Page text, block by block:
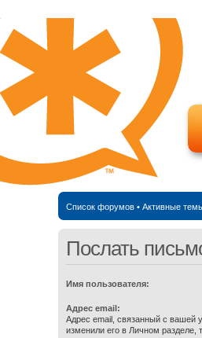
Список форумов• Активные
Послать
Имя пользователя:
Адрес email:
Адрес email, связанный с вашей
изменили его в Личном разделе,